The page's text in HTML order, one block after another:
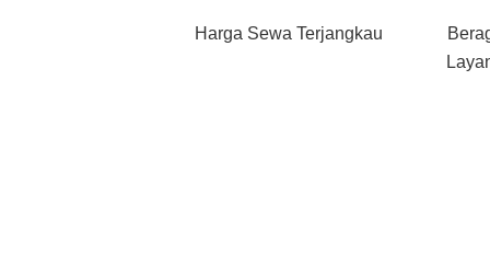
Harga Sewa Terjangkau